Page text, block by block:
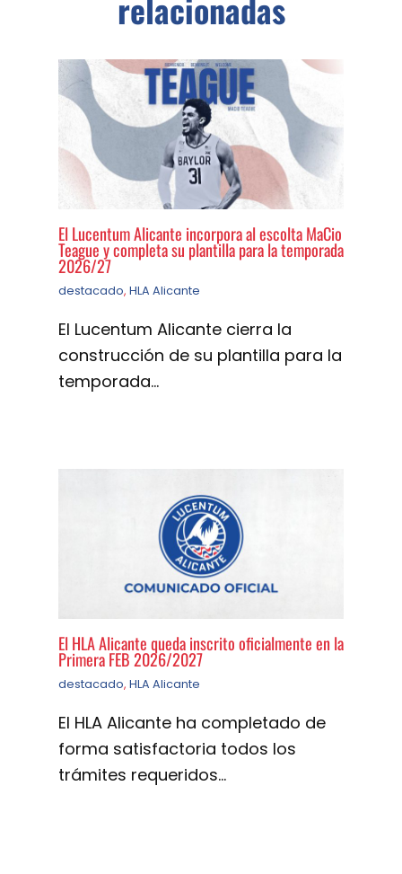
El Lucentum Alicante incorpora al escolta MaCio
Teague y completa su plantilla para la temporada
2026/27
destacado, HLA Alicante
El Lucentum Alicante cierra la
construcción de su plantilla para la
temporada…
El HLA Alicante queda inscrito oficialmente en la
Primera FEB 2026/2027
destacado, HLA Alicante
El HLA Alicante ha completado de
forma satisfactoria todos los
trámites requeridos…